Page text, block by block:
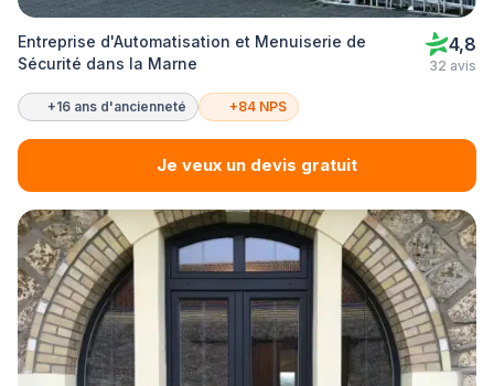
Entreprise d'Automatisation et Menuiserie de
Sécurité dans la Marne
4,8
32 avis
+16 ans d'ancienneté +84 NPS
Je veux un devis gratuit